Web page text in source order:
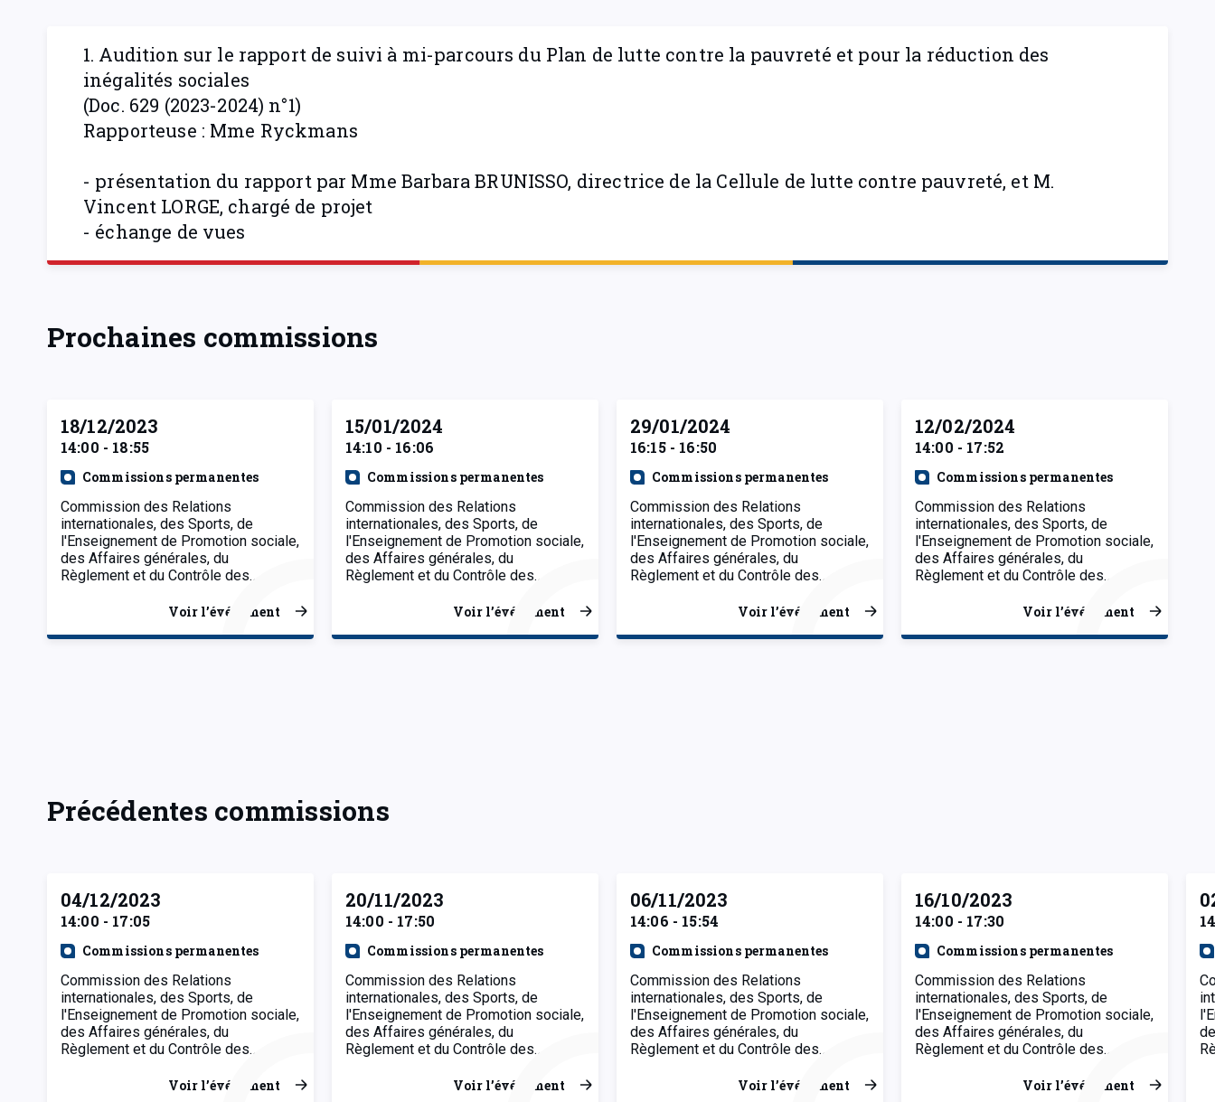
1. Audition sur le rapport de suivi à mi-parcours du Plan de lutte contre la pauvreté et pour la réduction des
inégalités sociales
(Doc. 629 (2023-2024) n°1)
Rapporteuse : Mme Ryckmans
- présentation du rapport par Mme Barbara BRUNISSO, directrice de la Cellule de lutte contre pauvreté, et M.
Vincent LORGE, chargé de projet
- échange de vues
Prochaines commissions
18/12/2023
14:00 - 18:55
Commissions permanentes
Commission des Relations
internationales, des Sports, de
l'Enseignement de Promotion sociale,
des Affaires générales, du
Règlement et du Contrôle des…
Voir l’événement
15/01/2024
14:10 - 16:06
Commissions permanentes
Commission des Relations
internationales, des Sports, de
l'Enseignement de Promotion sociale,
des Affaires générales, du
Règlement et du Contrôle des…
Voir l’événement
29/01/2024
16:15 - 16:50
Commissions permanentes
Commission des Relations
internationales, des Sports, de
l'Enseignement de Promotion sociale,
des Affaires générales, du
Règlement et du Contrôle des…
Voir l’événement
12/02/2024
14:00 - 17:52
Commissions permanentes
Commission des Relations
internationales, des Sports, de
l'Enseignement de Promotion sociale,
des Affaires générales, du
Règlement et du Contrôle des…
Voir l’événement
Précédentes commissions
04/12/2023
14:00 - 17:05
Commissions permanentes
Commission des Relations
internationales, des Sports, de
l'Enseignement de Promotion sociale,
des Affaires générales, du
Règlement et du Contrôle des…
Voir l’événement
20/11/2023
14:00 - 17:50
Commissions permanentes
Commission des Relations
internationales, des Sports, de
l'Enseignement de Promotion sociale,
des Affaires générales, du
Règlement et du Contrôle des…
Voir l’événement
06/11/2023
14:06 - 15:54
Commissions permanentes
Commission des Relations
internationales, des Sports, de
l'Enseignement de Promotion sociale,
des Affaires générales, du
Règlement et du Contrôle des…
Voir l’événement
16/10/2023
14:00 - 17:30
Commissions permanentes
Commission des Relations
internationales, des Sports, de
l'Enseignement de Promotion sociale,
des Affaires générales, du
Règlement et du Contrôle des…
Voir l’événement